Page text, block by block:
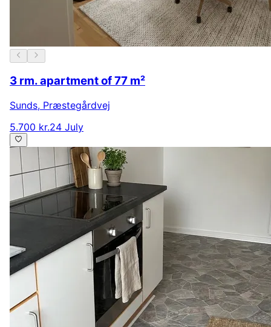
3 rm. apartment of 77 m²
Sunds, Præstegårdvej
5.700 kr.24 July